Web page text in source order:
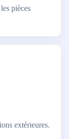
pièces
extérieures.